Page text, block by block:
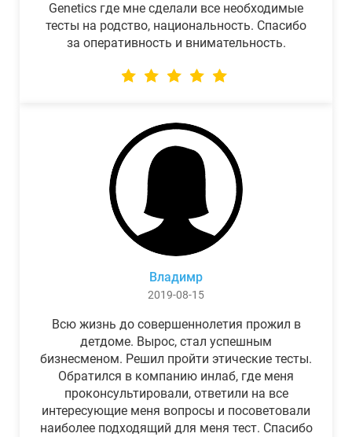
Genetics где мне сделали все необходимые
тесты на родство, национальность. Спасибо
за оперативность и внимательность.
Владимр
2019-08-15
Всю жизнь до совершеннолетия прожил в
детдоме. Вырос, стал успешным
бизнесменом. Решил пройти этические тесты.
Обратился в компанию инлаб, где меня
проконсультировали, ответили на все
интересующие меня вопросы и посоветовали
наиболее подходящий для меня тест. Спасибо